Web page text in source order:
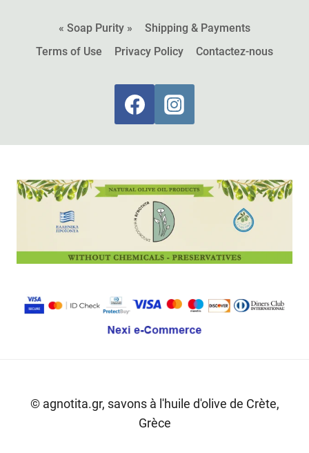
« Soap Purity »
Shipping & Payments
Terms of Use
Privacy Policy Contactez-nous
© agnotita.gr, savons à l'huile d'olive de Crète,
Grèce